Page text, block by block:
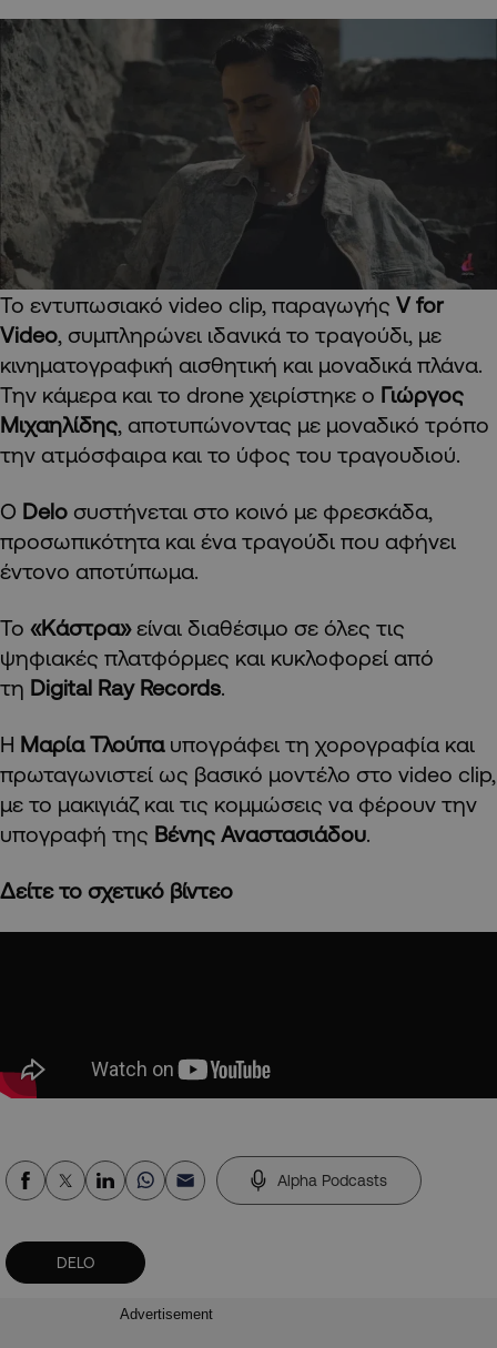
Το εντυπωσιακό video clip, παραγωγής V for
Video, συμπληρώνει ιδανικά το τραγούδι, με
κινηματογραφική αισθητική και μοναδικά πλάνα.
Την κάμερα και το drone χειρίστηκε ο Γιώργος
Μιχαηλίδης, αποτυπώνοντας με μοναδικό τρόπο
την ατμόσφαιρα και το ύφος του τραγουδιού.
Ο Delo συστήνεται στο κοινό με φρεσκάδα,
προσωπικότητα και ένα τραγούδι που αφήνει
έντονο αποτύπωμα.
Το «Κάστρα»είναι διαθέσιμο σε όλες τις
ψηφιακές πλατφόρμες και κυκλοφορεί από
τη Digital Ray Records.
Η Μαρία Τλούπαυπογράφει τη χορογραφία και
πρωταγωνιστεί ως βασικό μοντέλο στο video clip,
με το μακιγιάζ και τις κομμώσεις να φέρουν την
υπογραφή της Βένης Αναστασιάδου.
Δείτε το σχετικό βίντεο
Alpha Podcasts
DELO
Advertisement